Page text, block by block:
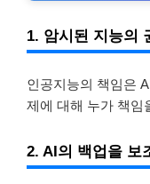
1. 암시된 지능의
인공지능의 책임은
제에 대해 누가 책임
2. AI의 백업을 보